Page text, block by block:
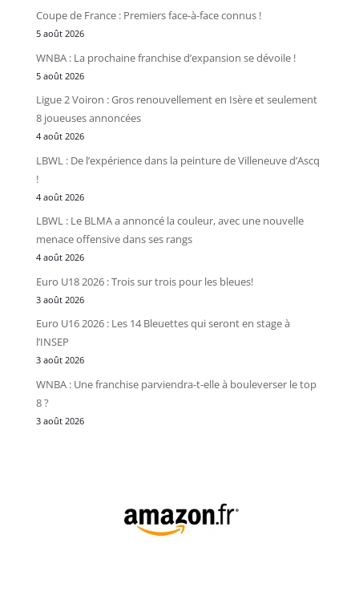
Coupe de France : Premiers face-à-face connus !
5 août 2026
WNBA : La prochaine franchise d’expansion se dévoile !
5 août 2026
Ligue 2 Voiron : Gros renouvellement en Isère et seulement
8 joueuses annoncées
4 août 2026
LBWL : De l’expérience dans la peinture de Villeneuve d’Ascq
!
4 août 2026
LBWL : Le BLMA a annoncé la couleur, avec une nouvelle
menace offensive dans ses rangs
4 août 2026
Euro U18 2026 : Trois sur trois pour les bleues!
3 août 2026
Euro U16 2026 : Les 14 Bleuettes qui seront en stage à
l’INSEP
3 août 2026
WNBA : Une franchise parviendra-t-elle à bouleverser le top
8 ?
3 août 2026